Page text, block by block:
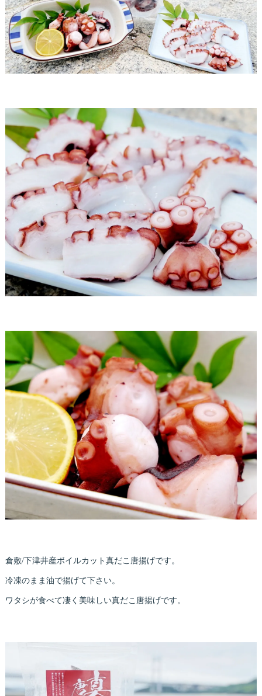
倉敷/下津井産ボイルカット真だこ唐揚げです。
冷凍のまま油で揚げて下さい。
ワタシが食べて凄く美味しい真だこ唐揚げです。